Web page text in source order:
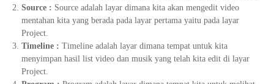
Source : Source adalah layar dimana kita akan mengedit video
mentahan kita yang berada pada layar pertama yaitu pada layar
Project.
Timeline : Timeline adalah layar dimana tempat untuk kita
menyimpan hasil list video dan musik yang telah kita edit di layar
Project.